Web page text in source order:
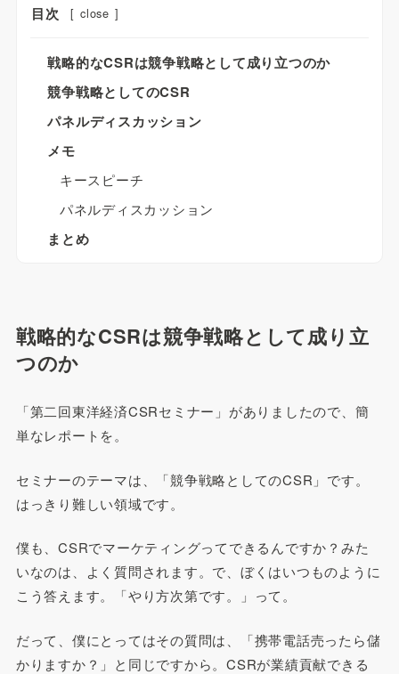
目次 [ close ]
戦略的なCSRは競争戦略として成り立つのか
競争戦略としてのCSR
パネルディスカッション
メモ
キースピーチ
パネルディスカッション
まとめ
戦略的なCSRは競争戦略として成り立
つのか
「第二回東洋経済CSRセミナー」がありましたので、簡
単なレポートを。
セミナーのテーマは、「競争戦略としてのCSR」です。
はっきり難しい領域です。
僕も、CSRでマーケティングってできるんですか？みた
いなのは、よく質問されます。で、ぼくはいつものように
こう答えます。「やり方次第です。」って。
だって、僕にとってはその質問は、「携帯電話売ったら儲
かりますか？」と同じですから。CSRが業績貢献できる